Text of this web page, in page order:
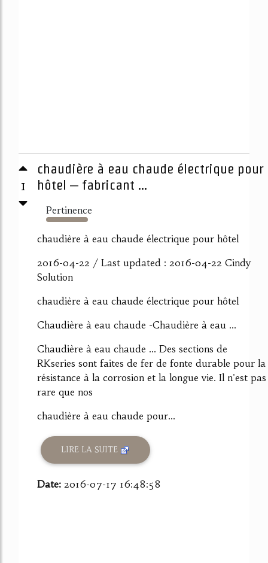
1
chaudière à eau chaude électrique pour
hôtel – fabricant ...
Pertinence
5140%
chaudière à eau chaude électrique pour hôtel
2016-04-22 / Last updated : 2016-04-22 Cindy
Solution
chaudière à eau chaude électrique pour hôtel
Chaudière à eau chaude -Chaudière à eau ...
Chaudière à eau chaude ... Des sections de
RKseries sont faites de fer de fonte durable pour la
résistance à la corrosion et la longue vie. Il n'est pas
rare que nos
chaudière à eau chaude pour...
LIRE LA SUITE
Date: 2016-07-17 16:48:58